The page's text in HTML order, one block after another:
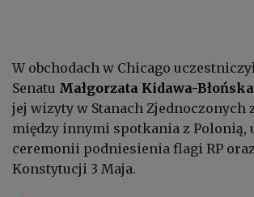
W obchodach w Chicago
Senatu Małgorzata Kidawa-Błońska
jej wizyty w Stanach Zjednoczonych
między innymi spotkania z Polonią,
ceremonii podniesienia flagi RP
Konstytucji 3 Maja.